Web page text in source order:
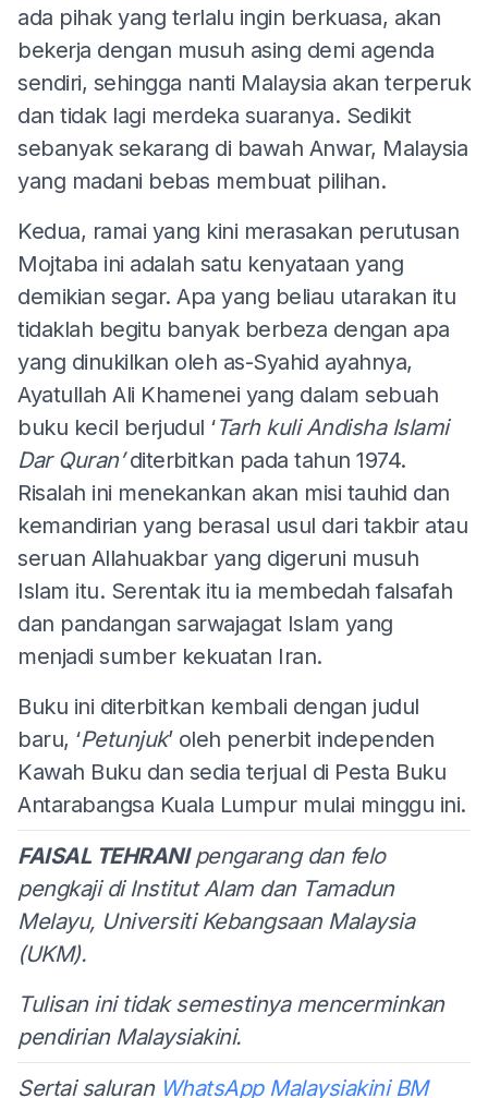
ada pihak yang terlalu ingin berkuasa, akan
bekerja dengan musuh asing demi agenda
sendiri, sehingga nanti Malaysia akan terperuk
dan tidak lagi merdeka suaranya. Sedikit
sebanyak sekarang di bawah Anwar, Malaysia
yang madani bebas membuat pilihan.
Kedua, ramai yang kini merasakan perutusan
Mojtaba ini adalah satu kenyataan yang
demikian segar. Apa yang beliau utarakan itu
tidaklah begitu banyak berbeza dengan apa
yang dinukilkan oleh as-Syahid ayahnya,
Ayatullah Ali Khamenei yang dalam sebuah
buku kecil berjudul ‘Tarh kuli Andisha Islami
Dar Quran’diterbitkan pada tahun 1974.
Risalah ini menekankan akan misi tauhid dan
kemandirian yang berasal usul dari takbir atau
seruan Allahuakbar yang digeruni musuh
Islam itu. Serentak itu ia membedah falsafah
dan pandangan sarwajagat Islam yang
menjadi sumber kekuatan Iran.
Buku ini diterbitkan kembali dengan judul
baru, ‘Petunjuk’ oleh penerbit independen
Kawah Buku dan sedia terjual di Pesta Buku
Antarabangsa Kuala Lumpur mulai minggu ini.
FAISAL TEHRANIpengarang dan felo
pengkaji di Institut Alam dan Tamadun
Melayu, Universiti Kebangsaan Malaysia
(UKM).
Tulisan ini tidak semestinya mencerminkan
pendirian Malaysiakini.
Sertai saluran WhatsApp Malaysiakini BM